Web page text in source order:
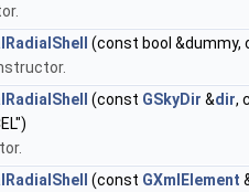
(const bool &dummy,
(const GSkyDir &dir,
(const GXmlElement